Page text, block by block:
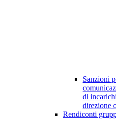
Sanzioni
di
direzione
Rendiconti